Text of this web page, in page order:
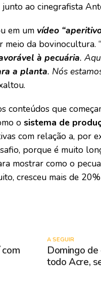
ao cinegrafista
em um vídeo
da bovinocultura. “
à pecuária.
a planta. Nós
conteúdos que
o sistema de
com relação a, por
porque é muito
mostrar como o
cresceu mais de
A SEGUIR
Domingo
todo Acre,